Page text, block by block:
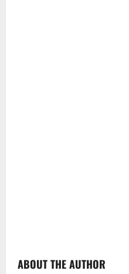
ABOUT THE AUTHOR